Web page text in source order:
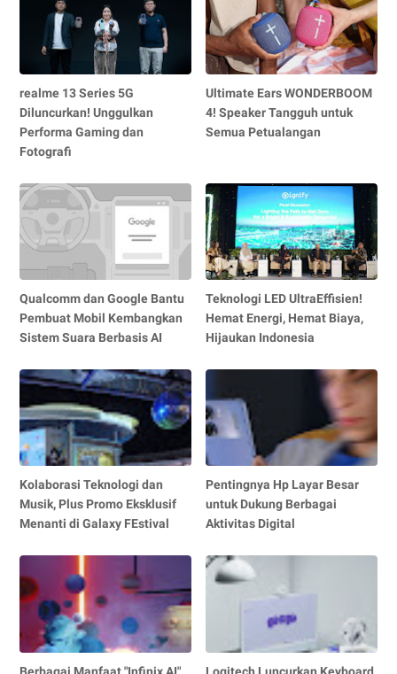
realme 13 Series 5G
Diluncurkan! Unggulkan
Performa Gaming dan
Fotografi
Ultimate Ears WONDERBOOM
4! Speaker Tangguh untuk
Semua Petualangan
Qualcomm dan Google Bantu
Pembuat Mobil Kembangkan
Sistem Suara Berbasis AI
Teknologi LED UltraEffisien!
Hemat Energi, Hemat Biaya,
Hijaukan Indonesia
Kolaborasi Teknologi dan
Musik, Plus Promo Eksklusif
Menanti di Galaxy FEstival
Pentingnya Hp Layar Besar
untuk Dukung Berbagai
Aktivitas Digital
Berbagai Manfaat "Infinix AI", Logitech Luncurkan Keyboard